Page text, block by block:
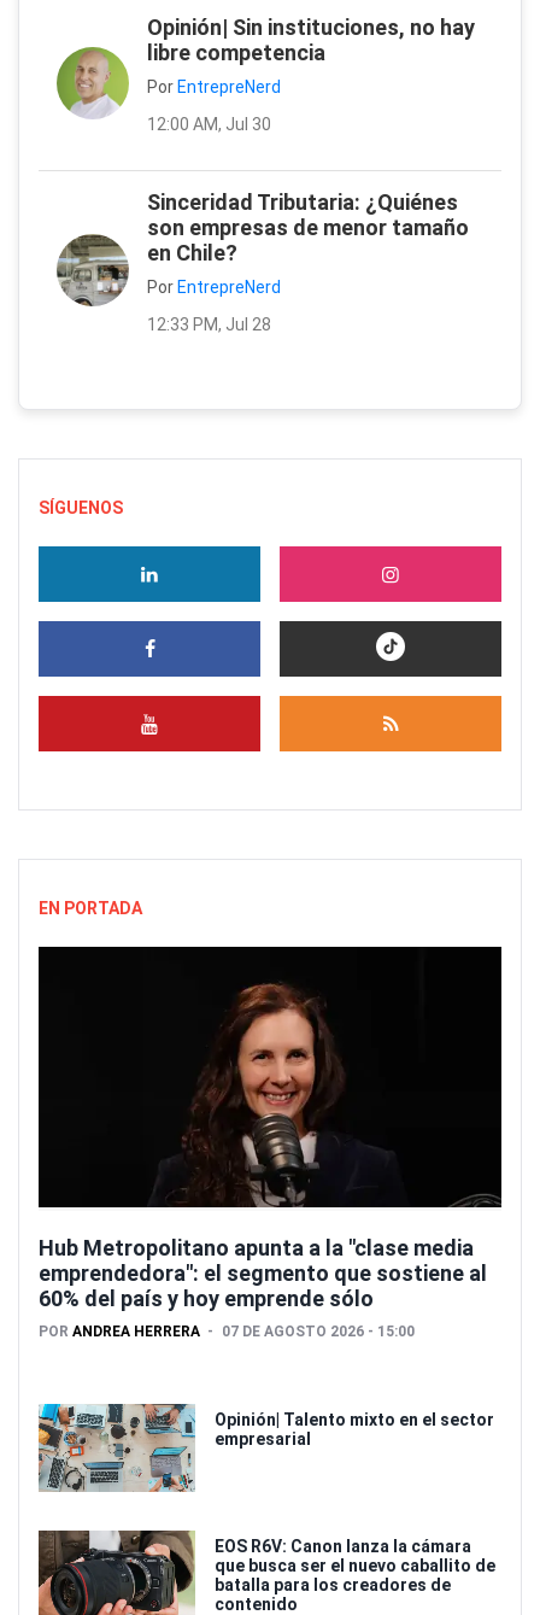
Opinión| Sin instituciones, no hay
libre competencia
Por EntrepreNerd
12:00 AM, Jul 30
Sinceridad Tributaria: ¿Quiénes
son empresas de menor tamaño
en Chile?
Por EntrepreNerd
12:33 PM, Jul 28
SÍGUENOS
EN PORTADA
Hub Metropolitano apunta a la "clase media
emprendedora": el segmento que sostiene al
60% del país y hoy emprende sólo
POR ANDREA HERRERA 07 DE AGOSTO 2026 - 15:00
Opinión| Talento mixto en el sector
empresarial
EOS R6V: Canon lanza la cámara
que busca ser el nuevo caballito de
batalla para los creadores de
contenido